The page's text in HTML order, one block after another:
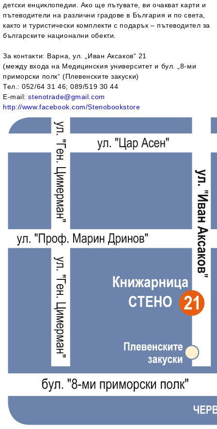
детски енциклопедии. Ако ще пътувате, ви очакват карти и
пътеводители на различни градове в България и по света,
както и туристически комплекти с подарък – пътеводител за
българските национални обекти.
За контакти: Варна, ул. „Иван Аксаков“ 21
(между входа на Медицинския университет и бул. „8-ми
приморски полк“ (Плевенските закуски)
Тел.: 052/64 31 46; 089/519 30 44
E-mail:stenotrade@gmail.com
http://www.facebook.com/Stenobookstore